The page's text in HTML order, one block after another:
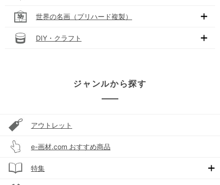
世界の名画（プリハード複製）
DIY・クラフト
ジャンルから探す
アウトレット
e-画材.com おすすめ商品
特集